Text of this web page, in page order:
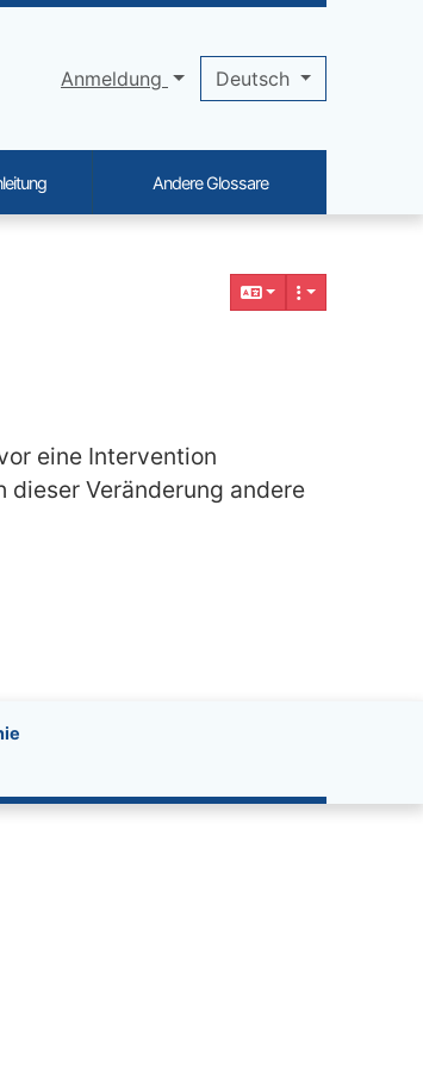
eine Intervention
Veränderung andere
Anmeldung Deutsch
Andere Glossare